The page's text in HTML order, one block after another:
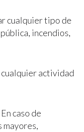
cualquier tipo de
incendios,
cualquier actividad
En caso de
mayores,